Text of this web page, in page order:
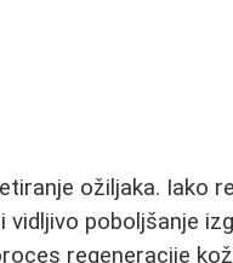
ožiljaka. Iako
poboljšanje
regeneracije